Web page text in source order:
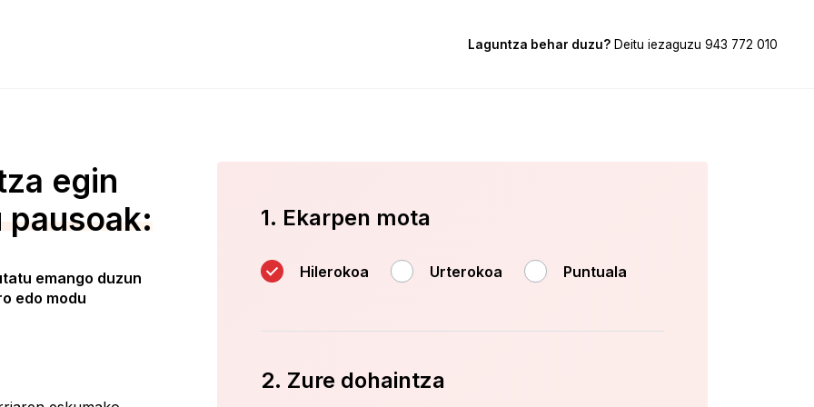
Laguntza behar duzu? Deitu iezaguzu 943 772 010
egin
pausoak:
emango duzun
edo modu
1. Ekarpen mota
Hilerokoa Urterokoa Puntuala
2. Zure dohaintza